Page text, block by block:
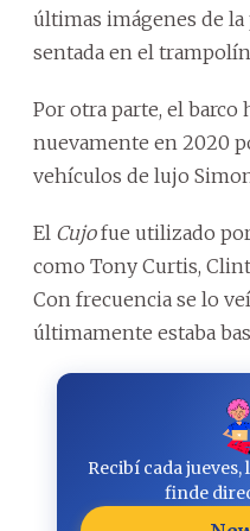
últimas imágenes de la
sentada en el
Por otra parte, el barco
nuevamente en 2020
vehículos de lujo
El Cujofue utilizado
como Tony Curtis,
Con frecuencia se lo
últimamente estaba
Recibí cada
finde